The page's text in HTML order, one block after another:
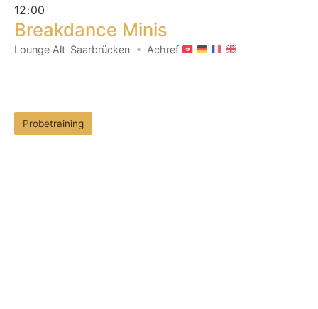
12:00
Breakdance Minis
Lounge Alt-Saarbrücken Achref
Probetraining